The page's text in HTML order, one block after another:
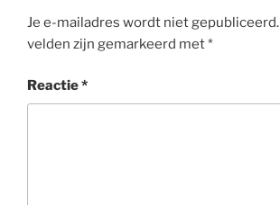
Je e-mailadres wordt niet gepubliceerd.
velden zijn gemarkeerd met*
Reactie*